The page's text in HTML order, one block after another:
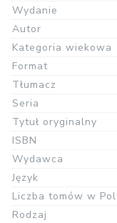
Wydanie
Autor
Kategoria wiekowa
Format
Tłumacz
Seria
Tytuł oryginalny
ISBN
Wydawca
Język
Liczba tomów w
Rodzaj